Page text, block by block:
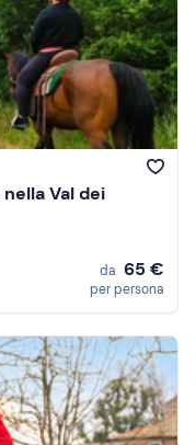
Val dei
da 65 €
per persona